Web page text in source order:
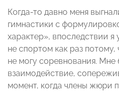
Когда-то давно меня
гимнастики с
характер», впоследствии я
не спортом как раз потому,
не могу соревнования.
взаимодействие,
момент, когда члены жюри